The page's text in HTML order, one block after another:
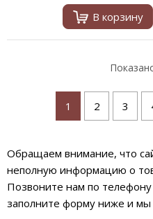
В корзину
1 2 3
Обращаем внимание, что
неполную информацию о
Позвоните нам по
заполните форму ниже и мы